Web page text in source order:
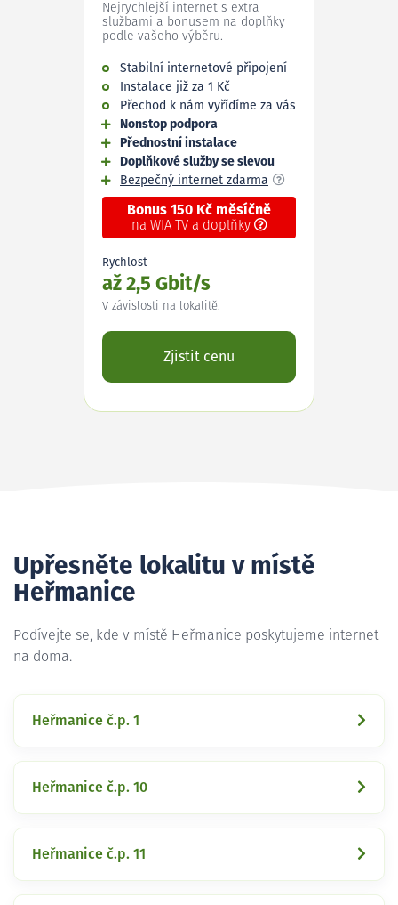
Nejrychlejší internet s extra
službami a bonusem na doplňky
podle vašeho výběru.
Stabilní internetové připojení
Instalace již za 1 Kč
Přechod k nám vyřídíme za vás
Nonstop podpora
Přednostní instalace
Doplňkové služby se slevou
Bezpečný internet zdarma
Bonus 150 Kč měsíčně
na WIA TV a doplňky
Rychlost
až 2,5 Gbit/s
V závislosti na lokalitě.
Zjistit cenu
Upřesněte lokalitu v místě
Heřmanice
Podívejte se, kde v místě Heřmanice poskytujeme internet
na doma.
Heřmanice č.p. 1
Heřmanice č.p. 10
Heřmanice č.p. 11